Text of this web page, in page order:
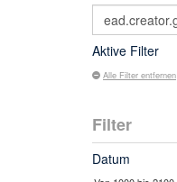
Aktive Filter
Alle Filter entfernen
Filter
Datum